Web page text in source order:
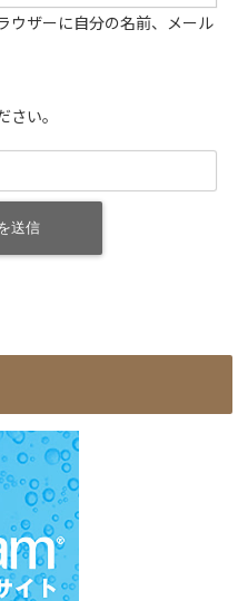
ウザーに自分の名前、メール
さい。